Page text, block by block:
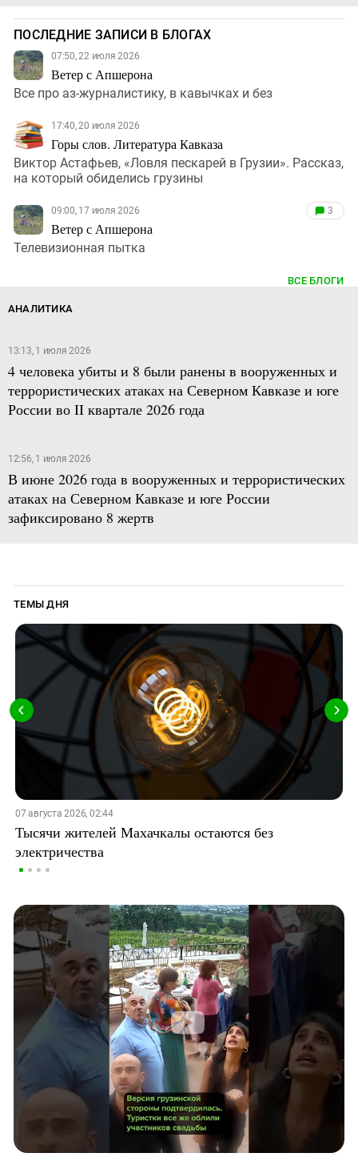
ПОСЛЕДНИЕ ЗАПИСИ В БЛОГАХ
07:50, 22 июля 2026
Ветер с Апшерона
Все про аз-журналистику, в кавычках и без
17:40, 20 июля 2026
Горы слов. Литература Кавказа
Виктор Астафьев, «Ловля пескарей в Грузии». Рассказ,
на который обиделись грузины
09:00, 17 июля 2026
Ветер с Апшерона
3
Телевизионная пытка
ВСЕ БЛОГИ
АНАЛИТИКА
13:13, 1 июля 2026
4 человека убиты и 8 были ранены в вооруженных и
террористических атаках на Северном Кавказе и юге
России во II квартале 2026 года
12:56, 1 июля 2026
В июне 2026 года в вооруженных и террористических
атаках на Северном Кавказе и юге России
зафиксировано 8 жертв
ТЕМЫ ДНЯ
07 августа 2026, 02:44
Тысячи жителей Махачкалы остаются без
электричества